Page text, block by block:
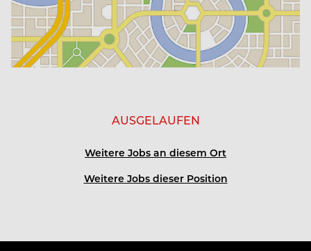
AUSGELAUFEN
Weitere Jobs an diesem Ort
Weitere Jobs dieser Position